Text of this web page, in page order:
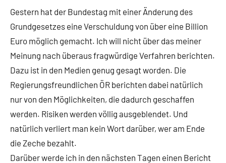
Gestern hat der Bundestag mit einer Änderung des
Grundgesetzes eine Verschuldung von über eine Billion
Euro möglich gemacht. Ich will nicht über das meiner
Meinung nach überaus fragwürdige Verfahren berichten.
Dazu ist in den Medien genug gesagt worden. Die
Regierungsfreundlichen ÖR berichten dabei natürlich
nur von den Möglichkeiten, die dadurch geschaffen
werden. Risiken werden völlig ausgeblendet. Und
natürlich verliert man kein Wort darüber, wer am Ende
die Zeche bezahlt.
Darüber werde ich in den nächsten Tagen einen Bericht